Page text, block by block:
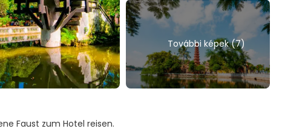
További képek (7)
Faust zum Hotel reisen.